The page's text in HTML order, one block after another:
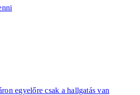
egyelőre csak a hallgatás van